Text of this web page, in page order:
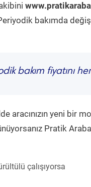
bakımda
bakım fiyatını
aracınızın yeni bir
Pratik
çalışıyorsa